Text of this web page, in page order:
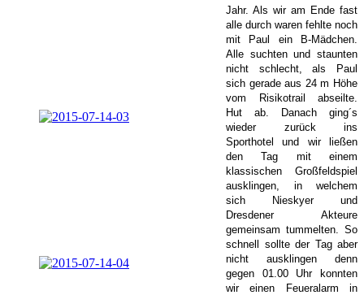
Jahr. Als wir am Ende fast
alle durch waren fehlte noch
mit Paul ein B-Mädchen.
Alle suchten und staunten
nicht schlecht, als Paul
sich gerade aus 24 m Höhe
vom Risikotrail abseilte.
Hut ab. Danach ging´s
wieder zurück ins
Sporthotel und wir ließen
den Tag mit einem
klassischen Großfeldspiel
ausklingen, in welchem
sich Nieskyer und
Dresdener Akteure
gemeinsam tummelten.
So
schnell sollte der Tag aber
nicht ausklingen denn
gegen 01.00 Uhr konnten
wir einen Feueralarm in